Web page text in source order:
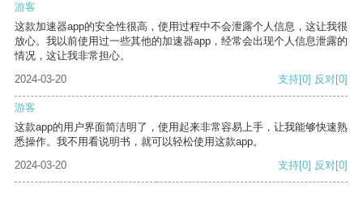
游客
这款加速器app的安全性很高，使用过程中不会泄露个人信息，这让我很
放心。我以前使用过一些其他的加速器app，经常会出现个人信息泄露的
情况，这让我非常担心。
2024-03-20
支持[0] 反对[0]
游客
这款app的用户界面简洁明了，使用起来非常容易上手，让我能够快速熟
悉操作。我不用看说明书，就可以轻松使用这款app。
2024-03-20
支持[0] 反对[0]